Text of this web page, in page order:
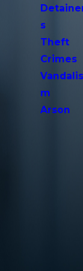
s
Theft
Crimes
Vandalis
m
Arson